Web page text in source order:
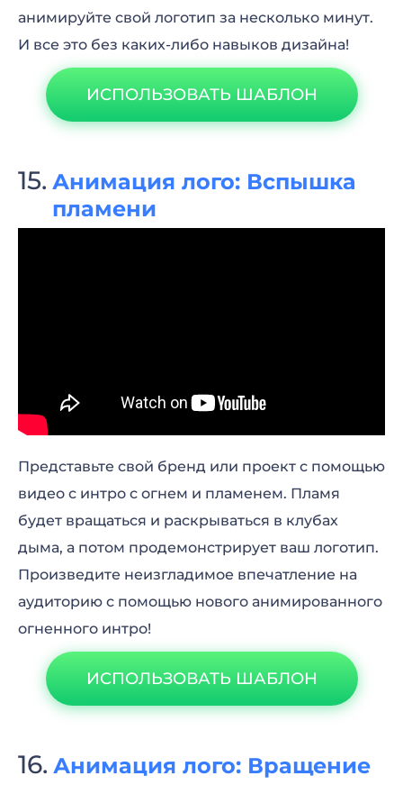
анимируйте свой логотип за несколько минут.
И все это без каких-либо навыков дизайна!
ИСПОЛЬЗОВАТЬ ШАБЛОН
Анимация лого: Вспышка
пламени
Представьте свой бренд или проект с помощью
видео с интро с огнем и пламенем. Пламя
будет вращаться и раскрываться в клубах
дыма, а потом продемонстрирует ваш логотип.
Произведите неизгладимое впечатление на
аудиторию с помощью нового анимированного
огненного интро!
ИСПОЛЬЗОВАТЬ ШАБЛОН
Анимация лого: Вращение